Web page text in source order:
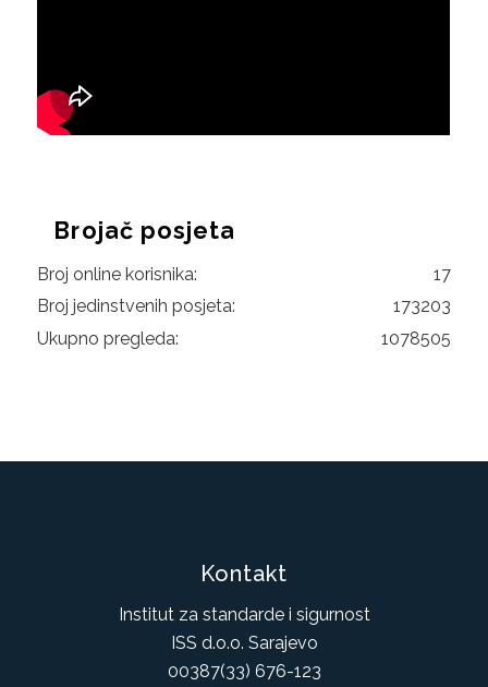
Brojač posjeta
Broj online korisnika:
17
Broj jedinstvenih posjeta:
173203
Ukupno pregleda:
1078505
Kontakt
Institut za standarde i sigurnost
ISS d.o.o. Sarajevo
00387(33) 676-123